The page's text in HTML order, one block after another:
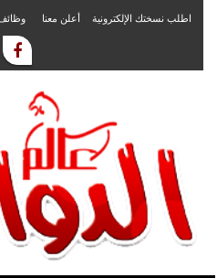
اطلب نسختك الإلكترونية أعلن معنا